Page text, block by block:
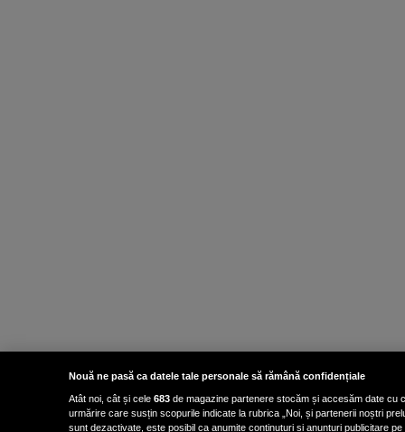
Nouă ne pasă ca datele tale personale să rămână confidențiale
Atât noi, cât și cele 683 de magazine partenere stocăm și accesăm date cu
urmărire care susțin scopurile indicate la rubrica „Noi, și partenerii noștri
sunt dezactivate, este posibil ca anumite conținuturi și anunțuri publicitare